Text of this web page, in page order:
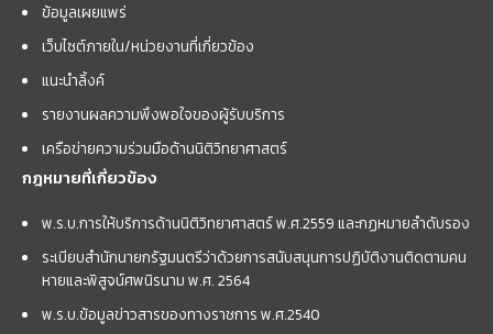
ข้อมูลเผยแพร่
เว็บไซต์ภายใน/หน่วยงานที่เกี่ยวข้อง
แนะนำลิ้งค์
รายงานผลความพึงพอใจของผู้รับบริการ
เครือข่ายความร่วมมือด้านนิติวิทยาศาสตร์
กฎหมายที่เกี่ยวข้อง
พ.ร.บ.การให้บริการด้านนิติวิทยาศาสตร์ พ.ศ.2559 และกฏหมายลำดับรอง
ระเบียบสำนักนายกรัฐมนตรีว่าด้วยการสนับสนุนการปฏิบัติงานติดตามคน
หายและพิสูจน์ศพนิรนาม พ.ศ. 2564
พ.ร.บ.ข้อมูลข่าวสารของทางราชการ พ.ศ.2540